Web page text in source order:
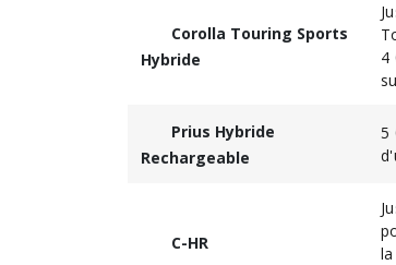
Corolla Touring Sports
Hybride
4
Prius Hybride
Rechargeable
5
C-HR